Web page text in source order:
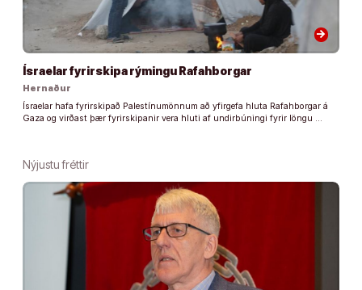
arrow_forward
Ísraelar fyrirskipa rýmingu Rafahborgar
Hernaður
Ísraelar hafa fyrirskipað Palestínumönnum að yfirgefa hluta Rafahborgar á
Gaza og virðast þær fyrirskipanir vera hluti af undirbúningi fyrir löngu …
Nýjustu fréttir